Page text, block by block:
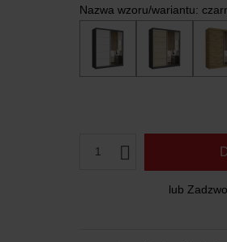
Nazwa wzoru/wariantu:
1
lub